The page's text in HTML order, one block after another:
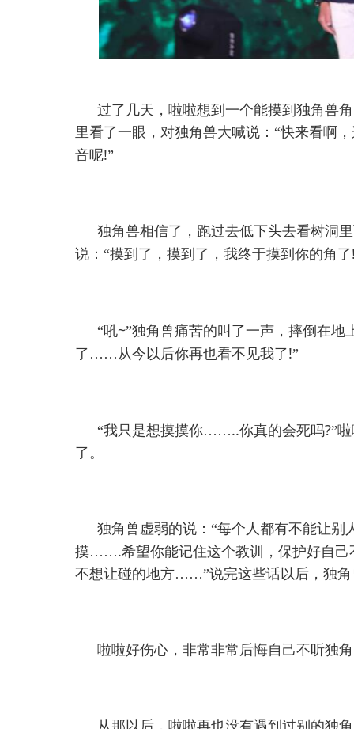
过了几天，啦啦想到一个能摸到独角兽
里看了一眼，对独角兽大喊说：“快来看啊
音呢!”
独角兽相信了，跑过去低下头去看树洞
说：“摸到了，摸到了，我终于摸到你的角了
“吼~”独角兽痛苦的叫了一声，摔倒在地
了……从今以后你再也看不见我了!”
“我只是想摸摸你……..你真的会死吗?”
了。
独角兽虚弱的说：“每个人都有不能让
摸…….希望你能记住这个教训，保护好自
不想让碰的地方……”说完这些话以后，独角
啦啦好伤心，非常非常后悔自己不听独
从那以后，啦啦再也没有遇到过别的独